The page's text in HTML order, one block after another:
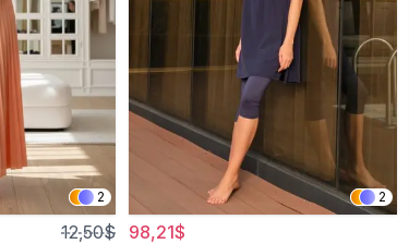
2
12,50$
2
98,21$